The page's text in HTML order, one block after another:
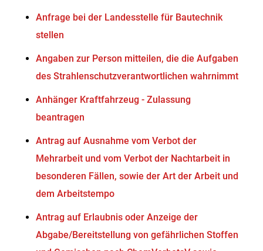
Anfrage bei der Landesstelle für Bautechnik
stellen
Angaben zur Person mitteilen, die die Aufgaben
des Strahlenschutzverantwortlichen wahrnimmt
Anhänger Kraftfahrzeug - Zulassung
beantragen
Antrag auf Ausnahme vom Verbot der
Mehrarbeit und vom Verbot der Nachtarbeit in
besonderen Fällen, sowie der Art der Arbeit und
dem Arbeitstempo
Antrag auf Erlaubnis oder Anzeige der
Abgabe/Bereitstellung von gefährlichen Stoffen